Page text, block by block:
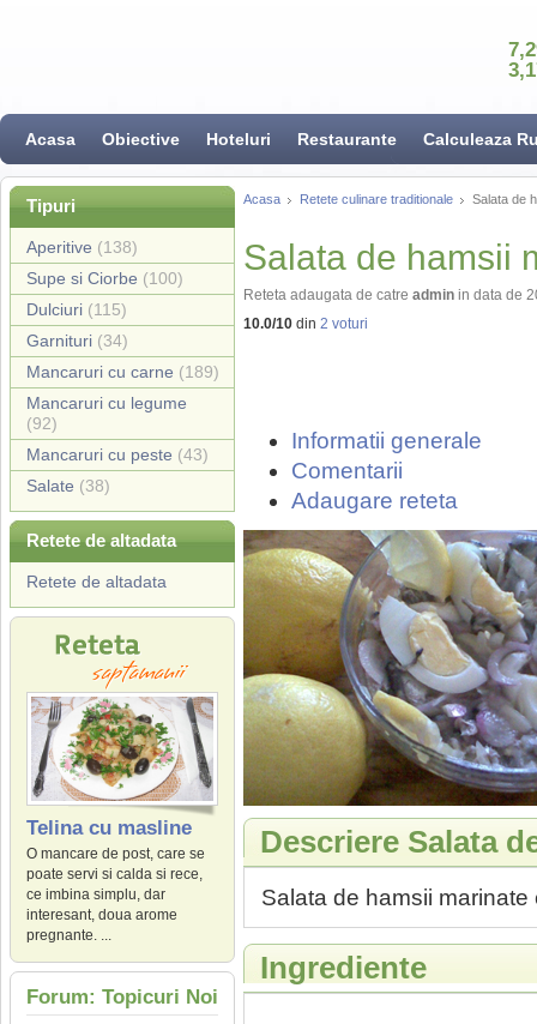
Acasa Obiective Hoteluri Restaurante Calculeaza
Tipuri
Aperitive (138)
Supe si Ciorbe (100)
Dulciuri (115)
Garnituri (34)
Mancaruri cu carne (189)
Mancaruri cu legume
(92)
Mancaruri cu peste (43)
Salate (38)
Retete de altadata
Retete de altadata
Telina cu masline
O mancare de post, care se
poate servi si calda si rece,
ce imbina simplu, dar
interesant, doua arome
pregnante. ...
Forum: Topicuri Noi
Acasa Retete culinare traditionale Salata de
Salata de hamsii
Reteta adaugata de catre admin in data de
10.0/10 din 2 voturi
Informatii generale
Comentarii
Adaugare reteta
Descriere Salata
Salata de hamsii
Ingrediente